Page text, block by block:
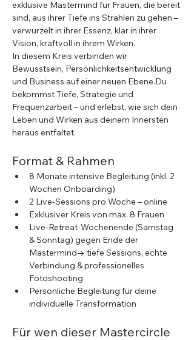
exklusive Mastermind für Frauen, die bereit
sind, aus ihrer Tiefe ins Strahlen zu gehen –
verwurzelt in ihrer Essenz, klar in ihrer
Vision, kraftvoll in ihrem Wirken.
In diesem Kreis verbinden wir
Bewusstsein, Persönlichkeitsentwicklung
und Business auf einer neuen Ebene.Du
bekommst Tiefe, Strategie und
Frequenzarbeit – und erlebst, wie sich dein
Leben und Wirken aus deinem Innersten
heraus entfaltet.
Format & Rahmen
8 Monate intensive Begleitung (inkl. 2
Wochen Onboarding)
2 Live-Sessions pro Woche – online
Exklusiver Kreis von max. 8 Frauen
Live-Retreat-Wochenende (Samstag
& Sonntag) gegen Ende der
Mastermind→ tiefe Sessions, echte
Verbindung & professionelles
Fotoshooting
Persönliche Begleitung für deine
individuelle Transformation
Für wen dieser Mastercircle